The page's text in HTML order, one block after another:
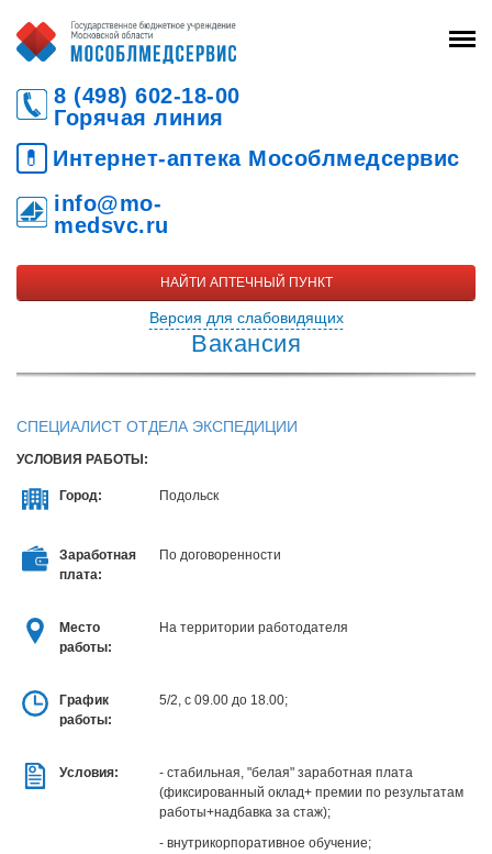
8 (498) 602-18-00
Горячая линия
💊
Интернет-аптека Мособлмедсервис
info@mo-
medsvc.ru
НАЙТИ АПТЕЧНЫЙ ПУНКТ
Версия для слабовидящих
Вакансия
СПЕЦИАЛИСТ ОТДЕЛА ЭКСПЕДИЦИИ
УСЛОВИЯ РАБОТЫ:
Город: Подольск
Заработная
плата:
По договоренности
Место
работы:
На территории работодателя
График
работы:
5/2, с 09.00 до 18.00;
Уcловия:
- стабильная, "белая" заработная плата
(фиксированный оклад+ премии по результатам
работы+надбавка за стаж);
- внутрикорпоративное обучение;